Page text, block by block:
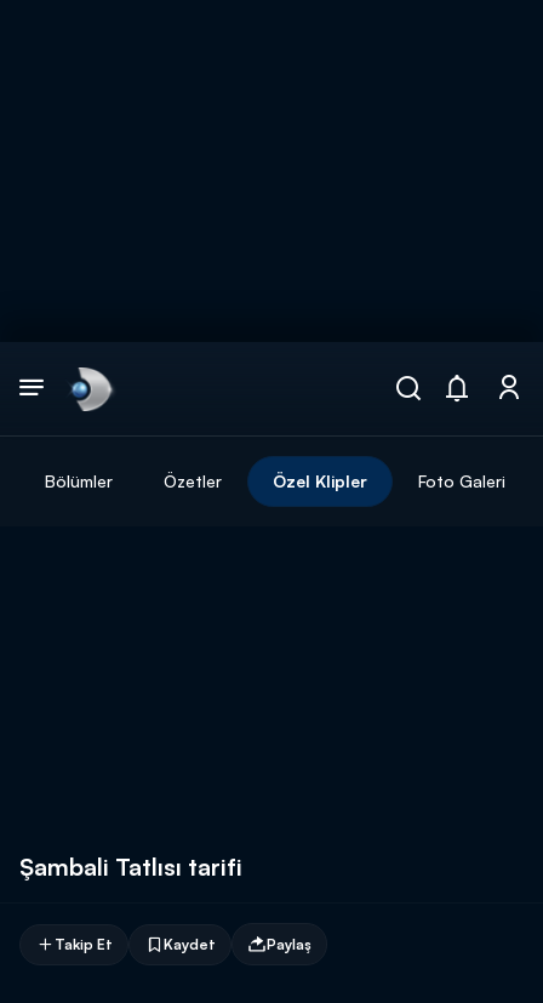
Bölümler Özetler Özel Klipler Foto Galeri
Şambali Tatlısı tarifi
Takip Et Kaydet Paylaş